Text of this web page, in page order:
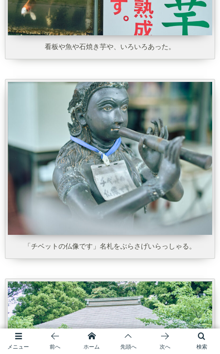
看板や魚や石焼き芋や、いろいろあった。
「チベットの仏像です」名札をぶらさげいらっしゃる。
メニュー 検索
前へ ホーム 先頭へ 次へ